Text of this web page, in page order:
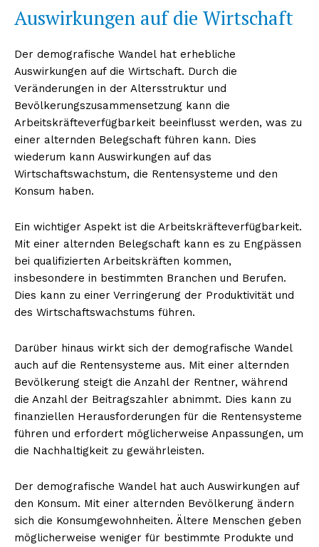
Auswirkungen auf die Wirtschaft
Der demografische Wandel hat erhebliche
Auswirkungen auf die Wirtschaft. Durch die
Veränderungen in der Altersstruktur und
Bevölkerungszusammensetzung kann die
Arbeitskräfteverfügbarkeit beeinflusst werden, was zu
einer alternden Belegschaft führen kann. Dies
wiederum kann Auswirkungen auf das
Wirtschaftswachstum, die Rentensysteme und den
Konsum haben.
Ein wichtiger Aspekt ist die Arbeitskräfteverfügbarkeit.
Mit einer alternden Belegschaft kann es zu Engpässen
bei qualifizierten Arbeitskräften kommen,
insbesondere in bestimmten Branchen und Berufen.
Dies kann zu einer Verringerung der Produktivität und
des Wirtschaftswachstums führen.
Darüber hinaus wirkt sich der demografische Wandel
auch auf die Rentensysteme aus. Mit einer alternden
Bevölkerung steigt die Anzahl der Rentner, während
die Anzahl der Beitragszahler abnimmt. Dies kann zu
finanziellen Herausforderungen für die Rentensysteme
führen und erfordert möglicherweise Anpassungen, um
die Nachhaltigkeit zu gewährleisten.
Der demografische Wandel hat auch Auswirkungen auf
den Konsum. Mit einer alternden Bevölkerung ändern
sich die Konsumgewohnheiten. Ältere Menschen geben
möglicherweise weniger für bestimmte Produkte und